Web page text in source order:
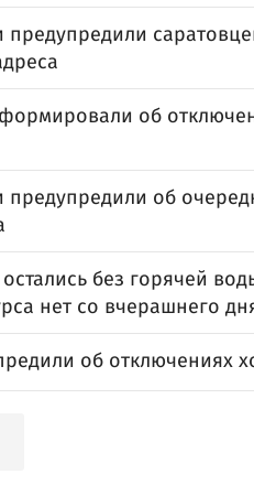
об
об
без горячей
нет со вчерашнего
об отключениях